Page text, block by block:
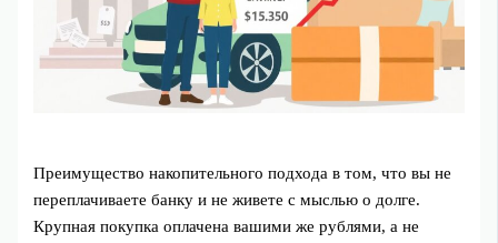
Преимущество накопительного подхода в том, что вы не
переплачиваете банку и не живете с мыслью о долге.
Крупная покупка оплачена вашими же рублями, а не